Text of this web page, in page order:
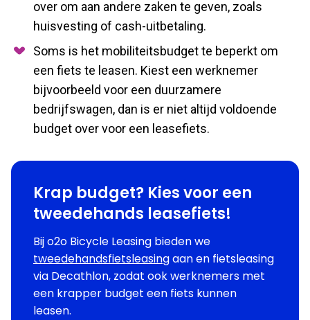
over om aan andere zaken te geven, zoals
huisvesting of cash-uitbetaling.
Soms is het mobiliteitsbudget te beperkt om
een fiets te leasen. Kiest een werknemer
bijvoorbeeld voor een duurzamere
bedrijfswagen, dan is er niet altijd voldoende
budget over voor een leasefiets.
Krap budget? Kies voor een
tweedehands leasefiets!
Bij o2o Bicycle Leasing bieden we
tweedehandsfietsleasingaan en fietsleasing
via Decathlon, zodat ook werknemers met
een krapper budget een fiets kunnen
leasen.